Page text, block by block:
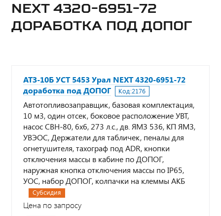
NEXT 4320-6951-72
ДОРАБОТКА ПОД ДОПОГ
АТЗ-10Б УСТ 5453 Урал NEXT 4320-6951-72
доработка под ДОПОГ
Код:2176
Автотопливозаправщик, базовая комплектация,
10 м3, один отсек, боковое расположение УВТ,
насос СВН-80, 6х6, 273 л.с., дв. ЯМЗ 536, КП ЯМЗ,
УВЭОС, Держатели для табличек, пеналы для
огнетушителя, тахограф под ADR, кнопки
отключения массы в кабине по ДОПОГ,
наружная кнопка отключения массы по IP65,
УОС, набор ДОПОГ, колпачки на клеммы АКБ
Субсидия
Цена по запросу